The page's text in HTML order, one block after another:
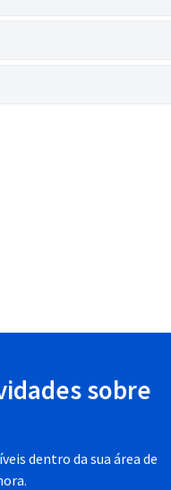
sobre
dentro da sua área de